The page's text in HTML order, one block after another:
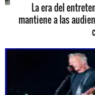
La era del
mantiene a las